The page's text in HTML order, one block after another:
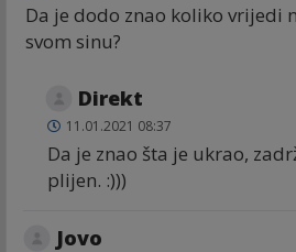
Da je dodo znao koliko vrijedi
svom sinu?
Direkt
11.01.2021 08:37
Da je znao šta je ukrao,
plijen. :)))
Jovo